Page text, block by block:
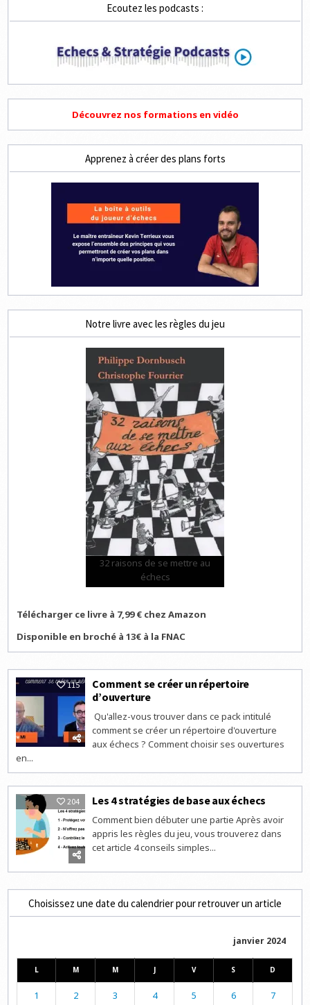
Ecoutez les podcasts :
Découvrez nos formations en vidéo
Apprenez à créer des plans forts
Notre livre avec les règles du jeu
32 raisons de se mettre au
échecs
Télécharger ce livre à 7,99 € chez Amazon
Disponible en broché à 13€ à la FNAC
115
Comment se créer un répertoire
d’ouverture
Qu'allez-vous trouver dans ce pack intitulé
comment se créer un répertoire d'ouverture
aux échecs ? Comment choisir ses ouvertures
en...
204 Les 4 stratégies de base aux échecs
Comment bien débuter une partie Après avoir
appris les règles du jeu, vous trouverez dans
cet article 4 conseils simples...
Choisissez une date du calendrier pour retrouver un article
janvier 2024
L M M J V S D
1 2 3 4 5 6 7